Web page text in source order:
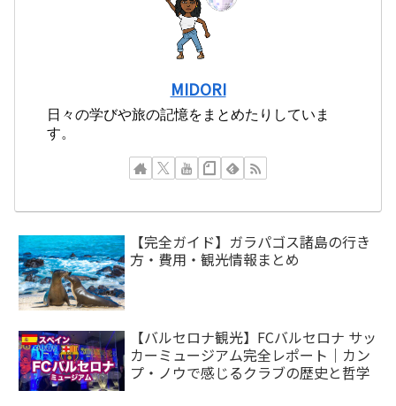
MIDORI
日々の学びや旅の記憶をまとめたりしていま
す。
【完全ガイド】ガラパゴス諸島の行き
方・費用・観光情報まとめ
【バルセロナ観光】FCバルセロナ サッ
カーミュージアム完全レポート｜カン
プ・ノウで感じるクラブの歴史と哲学